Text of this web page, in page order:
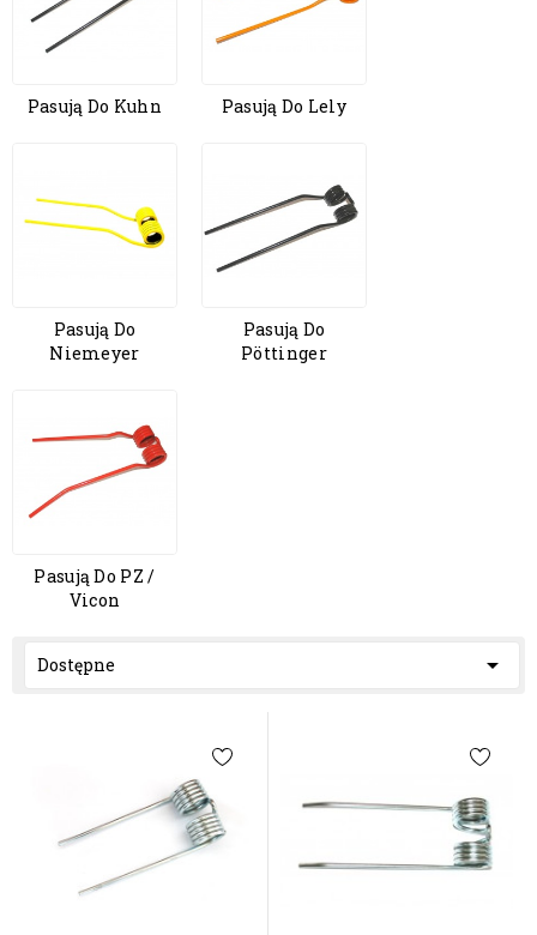
Pasują Do Kuhn Pasują Do Lely
Pasują Do
Niemeyer
Pasują Do
Pöttinger
Pasują Do PZ /
Vicon
Dostępne 